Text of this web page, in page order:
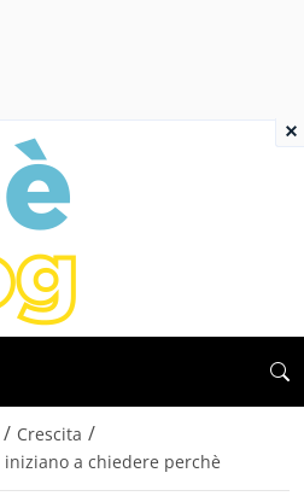
/ Crescita /
a chiedere perchè
×